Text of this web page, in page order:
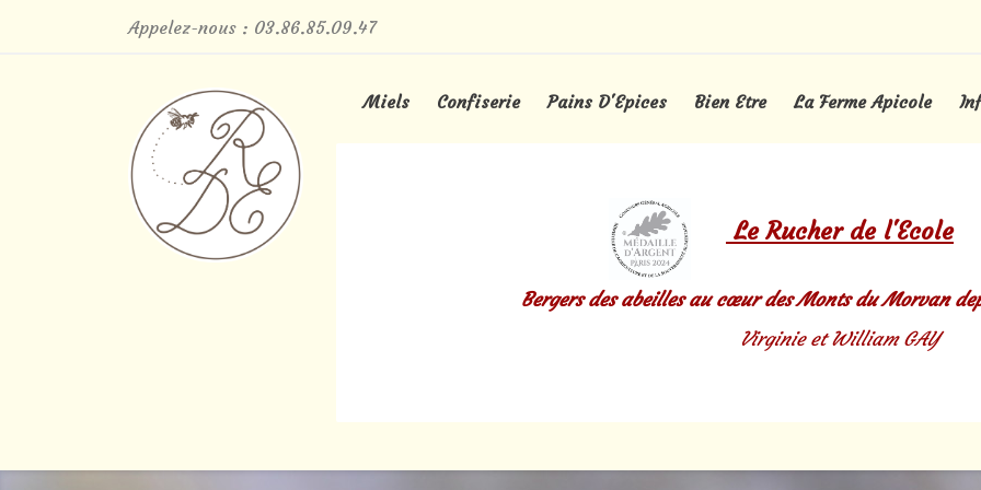
Appelez-nous : 03.86.85.09.47
Miels Confiserie Pains D'Epices Bien Etre La Ferme Apicole
LeRucher de l'Ecole
Bergers des abeilles aucœurdes Monts du Morvan
Virginie et William GAY